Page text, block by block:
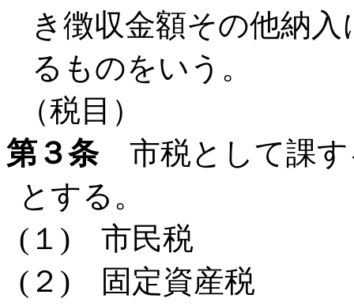
き徴収金額その他納
るものをいう。
（税目）
第３条市税として課す
とする。
(１) 市民税
(２) 固定資産税